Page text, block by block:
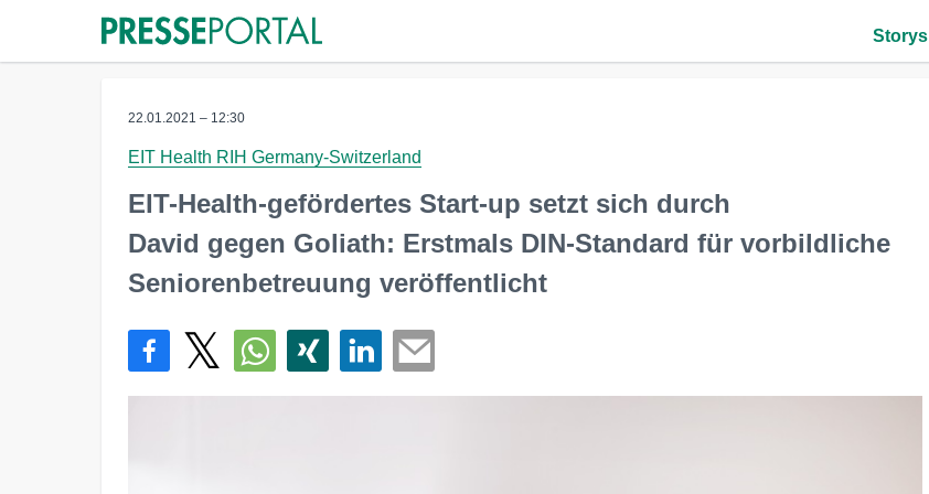
Storys
22.01.2021 – 12:30
EIT Health RIH Germany-Switzerland
EIT-Health-gefördertes Start-up setzt sich durch
David gegen Goliath: Erstmals DIN-Standard für vorbildliche
Seniorenbetreuung veröffentlicht